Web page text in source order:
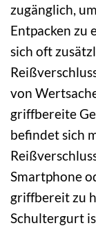
zugänglich,
Entpacken zu
sich oft
von
griffbereite
befindet sich
Smartphone
griffbereit zu
Schultergurt